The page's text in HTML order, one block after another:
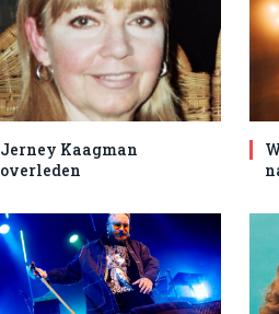
Jerney Kaagman
overleden